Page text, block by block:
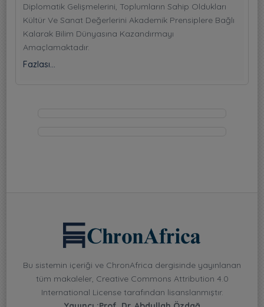
Diplomatik Gelişmelerini, Toplumların Sahip Oldukları
Kültür Ve Sanat Değerlerini Akademik Prensiplere Bağlı
Kalarak Bilim Dünyasına Kazandırmayı
Amaçlamaktadır.
Fazlası...
Bu sistemin içeriği ve ChronAfrica dergisinde yayınlanan
tüm makaleler, Creative Commons Attribution 4.0
International License tarafından lisanslanmıştır.